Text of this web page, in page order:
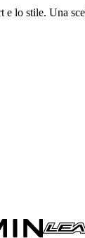
lo stile. Una